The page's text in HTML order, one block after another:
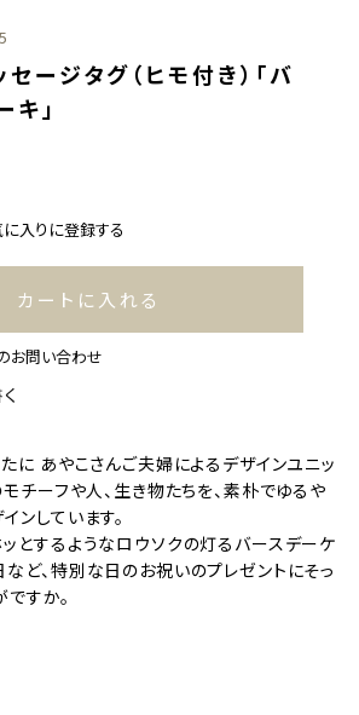
ージタグ（ヒモ付き）「バ
キ」
入りに登録する
カートに入れる
お問い合わせ
に あやこさんご夫婦によるデザインユニッ
モチーフや人、生き物たちを、素朴でゆるや
ンしています。
とするようなロウソクの灯るバースデーケ
ど、特別な日のお祝いのプレゼントにそっ
すか。